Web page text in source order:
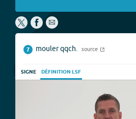
7 mouler qqch. source
SIGNE DÉFINITION LSF